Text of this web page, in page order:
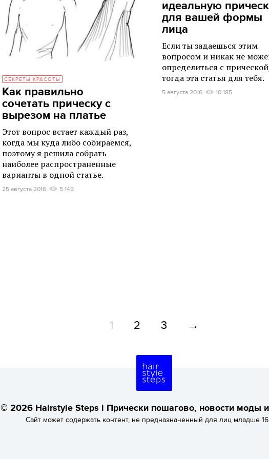
СЕКРЕТЫ КРАСОТЫ
Как правильно
сочетать прическу с
вырезом на платье
Этот вопрос встает каждый раз,
когда мы куда либо собираемся,
поэтому я решила собрать
наиболее распространенные
варианты в одной статье.
25 августа 2016 5 145
идеальную
для вашей формы
лица
Если ты задаешься этим
вопросом и никак не
определиться с
тогда эта статья для тебя.
5 августа 2016 10 185
1 2 3 →
© 2026 Hairstyle Steps l Прически пошагово, новости моды
Сайт может содержать контент, не предназначенный для лиц младше 16